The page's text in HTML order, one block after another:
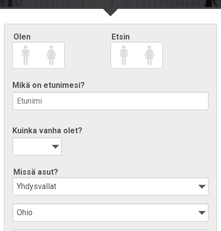
Olen Etsin
Mikä on etunimesi?
Kuinka vanha olet?
Missä asut?